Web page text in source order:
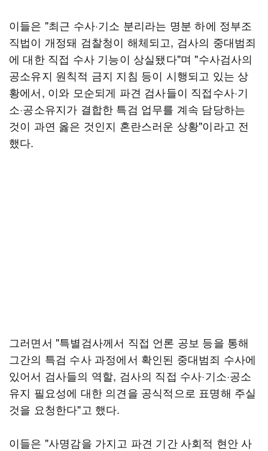
이들은 "최근 수사·기소 분리라는 명분 하에 정부조
직법이 개정돼 검찰청이 해체되고, 검사의 중대범죄
에 대한 직접 수사 기능이 상실됐다"며 "수사검사의
공소유지 원칙적 금지 지침 등이 시행되고 있는 상
황에서, 이와 모순되게 파견 검사들이 직접수사·기
소·공소유지가 결합한 특검 업무를 계속 담당하는
것이 과연 옳은 것인지 혼란스러운 상황"이라고 전
했다.
그러면서 "특별검사께서 직접 언론 공보 등을 통해
그간의 특검 수사 과정에서 확인된 중대범죄 수사에
있어서 검사들의 역할, 검사의 직접 수사·기소·공소
유지 필요성에 대한 의견을 공식적으로 표명해 주실
것을 요청한다"고 했다.
이들은 "사명감을 가지고 파견 기간 사회적 현안 사